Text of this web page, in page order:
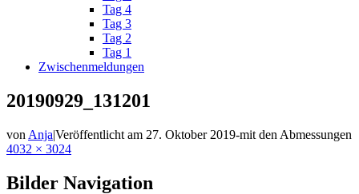
Tag 4
Tag 3
Tag 2
Tag 1
Zwischenmeldungen
20190929_131201
von Anja|Veröffentlicht am 27. Oktober 2019-mit den Abmessungen
4032 × 3024
Bilder Navigation